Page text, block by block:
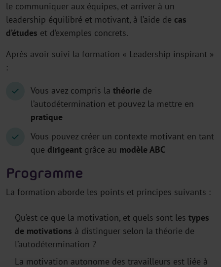
le communiquer aux équipes, et arriver à un
leadership équilibré et motivant, à l’aide de cas
d’études et d’exemples concrets.
Après avoir suivi la formation « Leadership inspirant »
:
Vous avez compris la théorie de
l’autodétermination et pouvez la mettre en
pratique
Vous pouvez créer un contexte motivant en tant
que dirigeant grâce au modèle ABC
Programme
La formation aborde les points et principes suivants :
Qu’est-ce que la motivation, et quels sont les types
de motivations à distinguer selon la théorie de
l’autodétermination ?
La motivation autonome des travailleurs est liée à